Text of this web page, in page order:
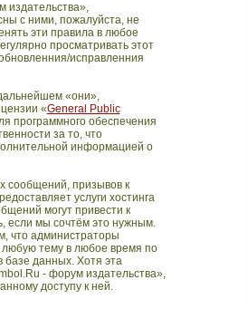
с ними, пожалуйста, не
эти правила в любое
просматривать этот
исправленния
«они»,
«General Public
программного обеспечения
за то, что
информацией о
сообщений, призывов к
услуги хостинга
могут привести к
если мы сочтём это нужным.
что администраторы
любую тему в любое время по
базе данных. Хотя эта
- форум издательства»,
доступу к ней.